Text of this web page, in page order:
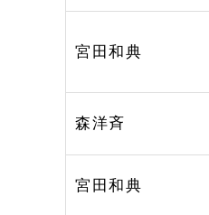
宮田和典
森洋斉
宮田和典